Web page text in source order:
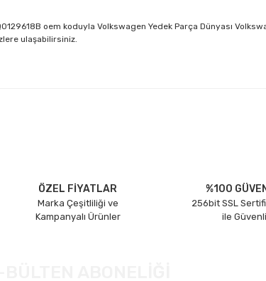
oem koduyla Volkswagen Yedek Parça Dünyası
ulaşabilirsiniz.
ÖZEL FİYATLAR
Marka Çeşitliliği ve
Kampanyalı Ürünler
%100
256bit SSL
ile